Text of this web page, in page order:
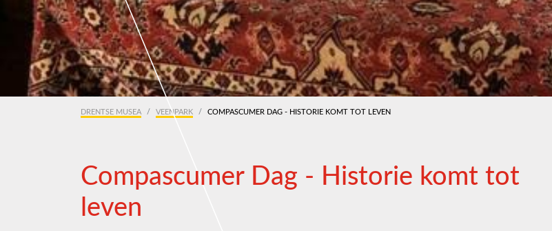
DRENTSE MUSEA VEENPARK COMPASCUMER DAG - HISTORIE KOMT TOT LEVEN
Compascumer Dag - Historie komt tot
leven